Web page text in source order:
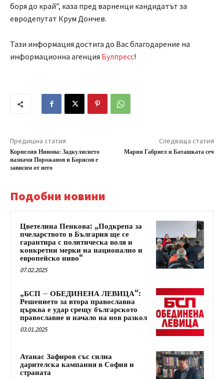
боря до край”, каза пред варненци кандидатът за
евродепутат Крум Дончев.
Тази информация достига до Вас благодарение на
информационна агенция Булпресс!
Предишна статия
Корнелия Нинова: Задкулисието
назначи Порожанов и Борисов е
зависим от него
Следваща статия
Мария Габриел и Баташката сеч
Подобни новини
Цветелина Пенкова: „Подкрепа за
пчеларството в България ще се
гарантира с политическа воля и
конкретни мерки на национално и
европейско ниво“
07.02.2025
„БСП – ОБЕДИНЕНА ЛЕВИЦА“:
Решението за втора православна
църква е удар срещу българското
православие и начало на нов разкол
03.01.2025
Атанас Зафиров със силна
дарителска кампания в София и
страната